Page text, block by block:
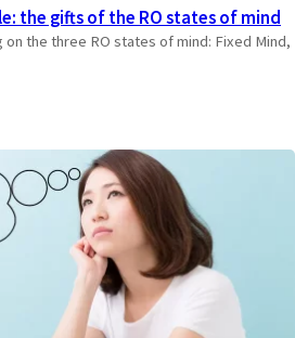
the gifts of the RO states of mind
the three RO states of mind: Fixed Mind,